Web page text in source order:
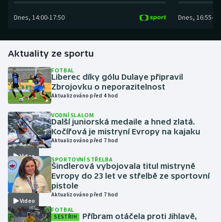
Futsal
Gymnastika
Házená
Jezdectví
Judo
Krasobruslení
Lezení
Lyže a snowboard
Dnes, 14:00-17:50 Dnes, 16:55-
Aktuality ze sportu
FOTBAL
Liberec díky gólu Dulaye připravil
Zbrojovku o neporazitelnost
Aktualizováno před 4 hod
Video
VODNÍ SLALOM
Další juniorská medaile a hned zlatá.
Kočířová je mistryní Evropy na kajaku
Aktualizováno před 7 hod
Video
SPORTOVNÍ STŘELBA
Šindlerová vybojovala titul mistryně
Evropy do 23 let ve střelbě ze sportovní
pistole
Aktualizováno před 7 hod
FOTBAL
SESTŘIH
Příbram otáčela proti Jihlavě,